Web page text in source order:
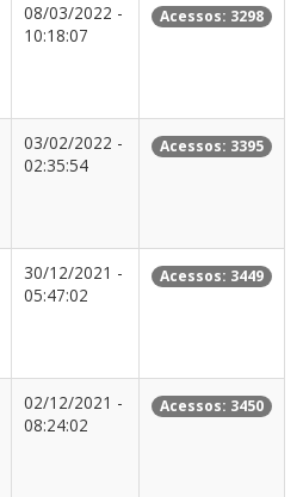
08/03/2022 -
10:18:07
Acessos: 3298
03/02/2022 -
02:35:54
Acessos: 3395
30/12/2021 -
05:47:02
Acessos: 3449
02/12/2021 -
08:24:02
Acessos: 3450